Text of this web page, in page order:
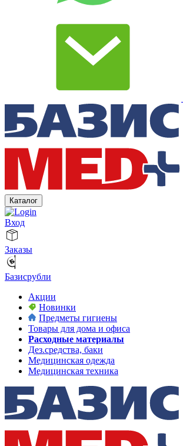
Каталог
Вход
Заказы
Базисрубли
Акции
Новинки
Предметы гигиены
Товары для дома и офиса
Расходные материалы
Дез.средства, баки
Медицинская одежда
Медицинская техника